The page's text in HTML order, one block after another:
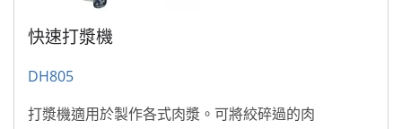
快速打漿機
DH805
打漿機適用於製作各式肉漿。可將絞碎過的肉